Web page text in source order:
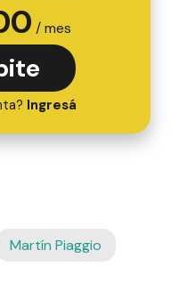
/ mes
Ingresá
Martín Piaggio